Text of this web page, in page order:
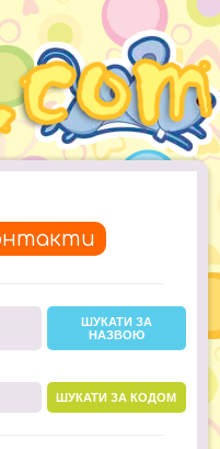
ШУКАТИ ЗА
НАЗВОЮ
ШУКАТИ ЗА КОДОМ